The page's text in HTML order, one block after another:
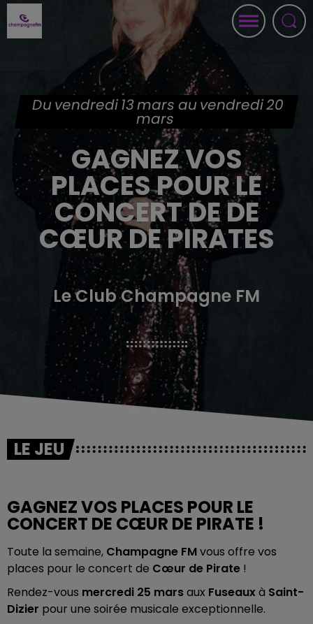
Du vendredi 13 mars au vendredi 20
mars
GAGNEZ VOS
PLACES POUR LE
CONCERT DE DE
CŒUR DE PIRATES
Le Club Champagne FM
LE JEU
GAGNEZ VOS PLACES POUR LE
CONCERT DE CŒUR DE PIRATE !
Toute la semaine, Champagne FMvous offre vos
places pour le concert de Cœur de Pirate !
Rendez-vous mercredi 25 marsaux Fuseauxà Saint-
Dizier pour une soirée musicale exceptionnelle.